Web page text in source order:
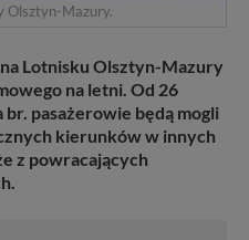
Olsztyn-Mazury.
Lotnisku Olsztyn-Mazury
na letni. Od 26
pasażerowie będą mogli
kierunków w innych
z powracających